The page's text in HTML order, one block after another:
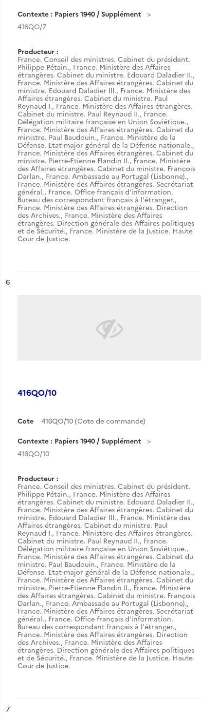
Contexte : Papiers 1940 / Supplément
416QO/7
Producteur :
France. Conseil des ministres. Cabinet du président.
Philippe Pétain., France. Ministère des Affaires
étrangères. Cabinet du ministre. Edouard Daladier II.,
France. Ministère des Affaires étrangères. Cabinet du
ministre. Edouard Daladier III., France. Ministère des
Affaires étrangères. Cabinet du ministre. Paul
Reynaud I., France. Ministère des Affaires étrangères.
Cabinet du ministre. Paul Reynaud II., France.
Délégation militaire française en Union Soviétique.,
France. Ministère des Affaires étrangères. Cabinet du
ministre. Paul Baudouin., France. Ministère de la
Défense. Etat-major général de la Défense nationale.,
France. Ministère des Affaires étrangères. Cabinet du
ministre. Pierre-Etienne Flandin II., France. Ministère
des Affaires étrangères. Cabinet du ministre. François
Darlan., France. Ambassade au Portugal (Lisbonne).,
France. Ministère des Affaires étrangères. Secrétariat
général., France. Office français d'information.
Bureau des correspondant français à l'étranger.,
France. Ministère des Affaires étrangères. Direction
des Archives., France. Ministère des Affaires
étrangères. Direction générale des Affaires politiques
et de Sécurité., France. Ministère de la Justice. Haute
Cour de Justice.
n°
6
416QO/10
Cote 416QO/10 (Cote de commande)
Contexte : Papiers 1940 / Supplément
416QO/10
Producteur :
France. Conseil des ministres. Cabinet du président.
Philippe Pétain., France. Ministère des Affaires
étrangères. Cabinet du ministre. Edouard Daladier II.,
France. Ministère des Affaires étrangères. Cabinet du
ministre. Edouard Daladier III., France. Ministère des
Affaires étrangères. Cabinet du ministre. Paul
Reynaud I., France. Ministère des Affaires étrangères.
Cabinet du ministre. Paul Reynaud II., France.
Délégation militaire française en Union Soviétique.,
France. Ministère des Affaires étrangères. Cabinet du
ministre. Paul Baudouin., France. Ministère de la
Défense. Etat-major général de la Défense nationale.,
France. Ministère des Affaires étrangères. Cabinet du
ministre. Pierre-Etienne Flandin II., France. Ministère
des Affaires étrangères. Cabinet du ministre. François
Darlan., France. Ambassade au Portugal (Lisbonne).,
France. Ministère des Affaires étrangères. Secrétariat
général., France. Office français d'information.
Bureau des correspondant français à l'étranger.,
France. Ministère des Affaires étrangères. Direction
des Archives., France. Ministère des Affaires
étrangères. Direction générale des Affaires politiques
et de Sécurité., France. Ministère de la Justice. Haute
Cour de Justice.
n°
7